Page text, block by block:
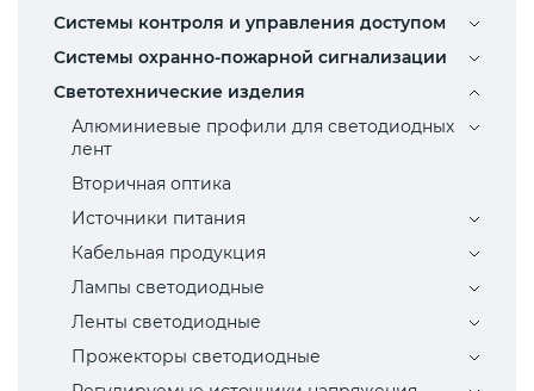
Системы контроля и управления доступом
Системы охранно-пожарной сигнализации
Светотехнические изделия
Алюминиевые профили для светодиодных
лент
Вторичная оптика
Источники питания
Кабельная продукция
Лампы светодиодные
Ленты светодиодные
Прожекторы светодиодные